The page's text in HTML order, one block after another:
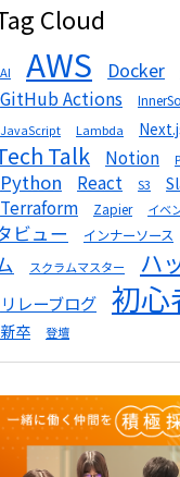
Cloud
AI AWS Docker
GitHub Actions
JavaScript Lambda
Talk
Notion
Python React S3
Terraform Zapier イベ
ビュー
インナーソース
スクラムマスター ハ
リレーブログ 初心
新卒 登壇